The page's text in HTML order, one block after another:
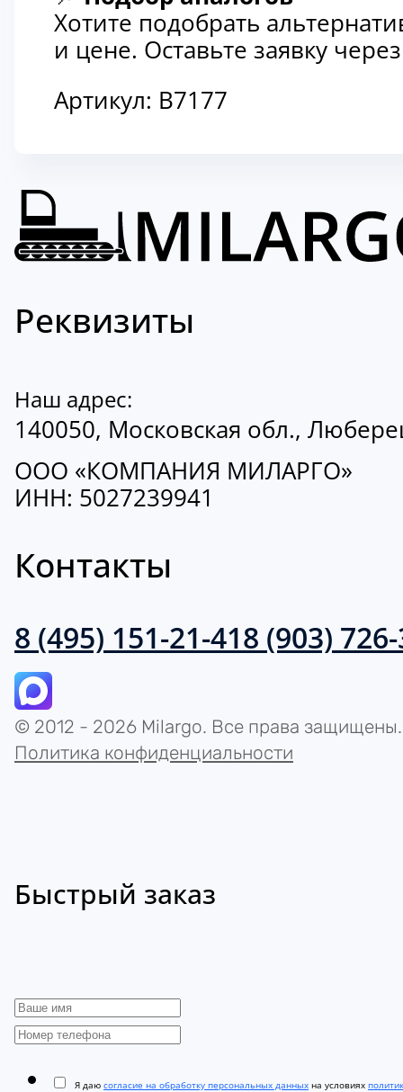
Хотите подобрать
и цене. Оставьте заявку
Артикул: B7177
Реквизиты
Наш адрес:
140050, Московская обл.,
ООО «КОМПАНИЯ МИЛАРГО»
ИНН: 5027239941
Контакты
8 (495) 151-21-418 (903)
© 2012 - 2026 Milargo. Все права защищены.
Политика конфиденциальности
Быстрый заказ
Я даю согласие на обработку персональных данных на условиях